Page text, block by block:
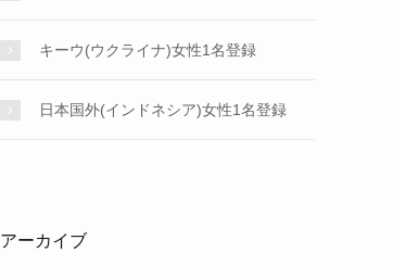
キーウ(ウクライナ)女性1名登録
日本国外(インドネシア)女性1名登録
アーカイブ